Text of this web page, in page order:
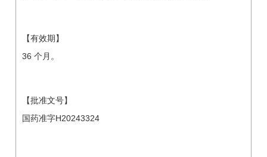
【有效期】
36 个月。
【批准文号】
国药准字H20243324